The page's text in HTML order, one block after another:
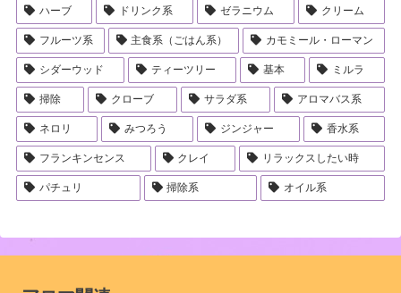
ハーブ ドリンク系 ゼラニウム クリーム
フルーツ系 主食系（ごはん系） カモミール・ローマン
シダーウッド ティーツリー 基本 ミルラ
掃除 クローブ サラダ系 アロマバス系
ネロリ みつろう ジンジャー 香水系
フランキンセンス クレイ リラックスしたい時
パチュリ 掃除系 オイル系